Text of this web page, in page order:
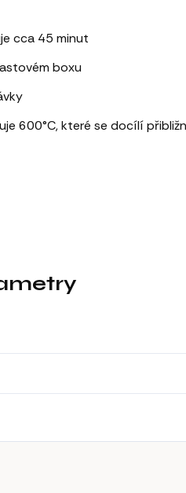
cca 45 minut
boxu
600°C, které se docílí